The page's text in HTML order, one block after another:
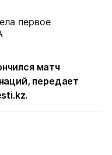
матч
передает